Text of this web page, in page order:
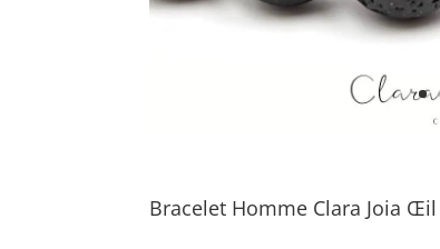
Bracelet Homme Clara Joia